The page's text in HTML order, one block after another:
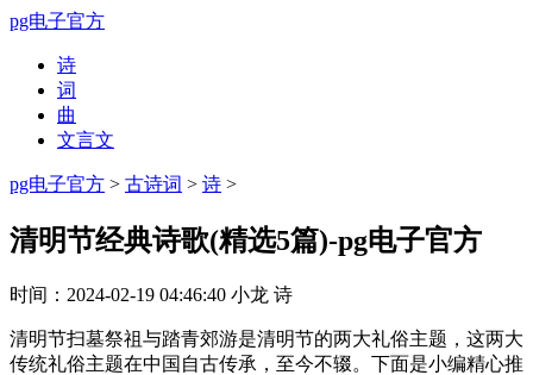
pg电子官方
诗
词
曲
文言文
pg电子官方 > 古诗词 > 诗 >
清明节经典诗歌(精选5篇)-pg电子官方
时间： 2024-02-19 04:46:40 小龙 诗
清明节扫墓祭祖与踏青郊游是清明节的两大礼俗主题，这两大
传统礼俗主题在中国自古传承，至今不辍。下面是小编精心推